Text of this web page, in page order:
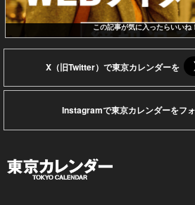
この記事が気に入ったらいいね
X（旧Twitter）で東京カレンダーを
Instagramで東京カレンダーをフ